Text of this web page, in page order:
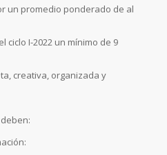
un promedio ponderado de al
ciclo I-2022 un mínimo de 9
creativa, organizada y